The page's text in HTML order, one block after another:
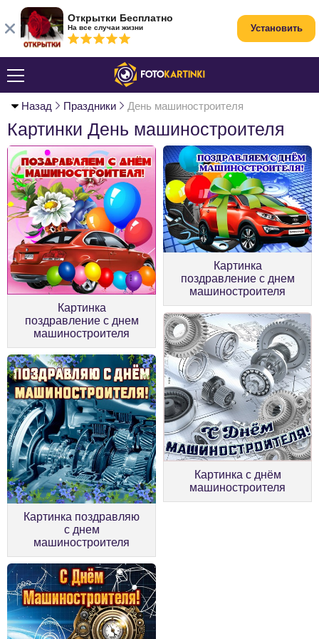
Назад Праздники День машиностроителя
Картинки День машиностроителя
Картинка
поздравление с днем
машиностроителя
Картинка
поздравление с днем
машиностроителя
Картинка поздравляю
с днем
машиностроителя
Картинка с днём
машиностроителя
Открытки Бесплатно
На все случаи жизни Установить